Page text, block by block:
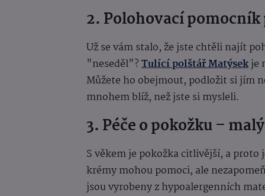
2. Polohovací
Už se vám stalo, že jste chtěli najít
"neseděl"?Tulící polštář Matýsekje
Můžete ho obejmout, podložit si jím
mnohem blíž, než jste si mysleli.
3. Péče o pokožku –
S věkem je pokožka citlivější, a
krémy mohou pomoci, ale
jsou vyrobeny z hypoalergenních